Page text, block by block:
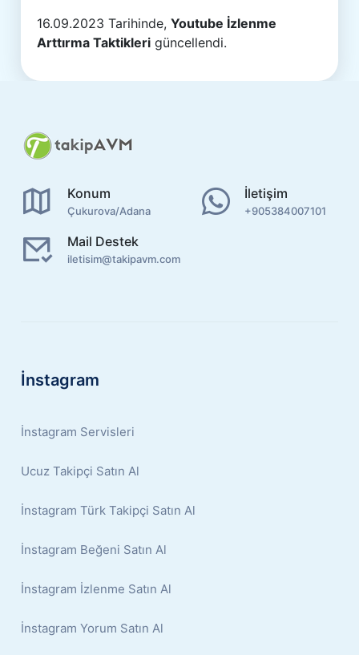
16.09.2023 Tarihinde,Youtube İzlenme
Arttırma Taktikleri güncellendi.
Konum
Çukurova/Adana
İletişim
+905384007101
Mail Destek
iletisim@takipavm.com
İnstagram
İnstagram Servisleri
Ucuz Takipçi Satın Al
İnstagram Türk Takipçi Satın Al
İnstagram Beğeni Satın Al
İnstagram İzlenme Satın Al
İnstagram Yorum Satın Al